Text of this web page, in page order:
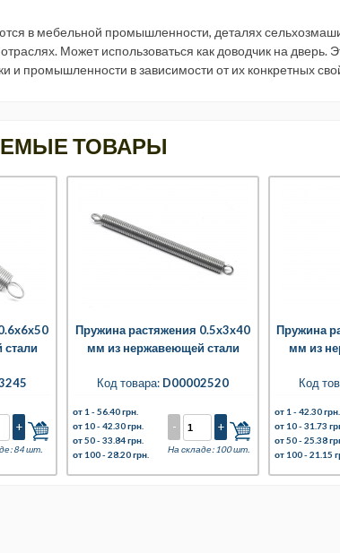
в мебельной промышленности, деталях
Может использоваться как доводчик на дверь.
и промышленности в зависимости от их конкретных
ТОВАРЫ
+
84 шт.
Пружина растяжения 0.5x3x40
мм из нержавеющей стали
Код товара: D00002520
от 1 - 56.40 грн.
от 10 - 42.30 грн.
от 50 - 33.84 грн.
от 100 - 28.20 грн.
- +
На складе: 100 шт.
Пружина
мм из
Код
от 1 - 42.30 грн.
от 10 - 31.73
от 50 - 25.38
от 100 - 21.15